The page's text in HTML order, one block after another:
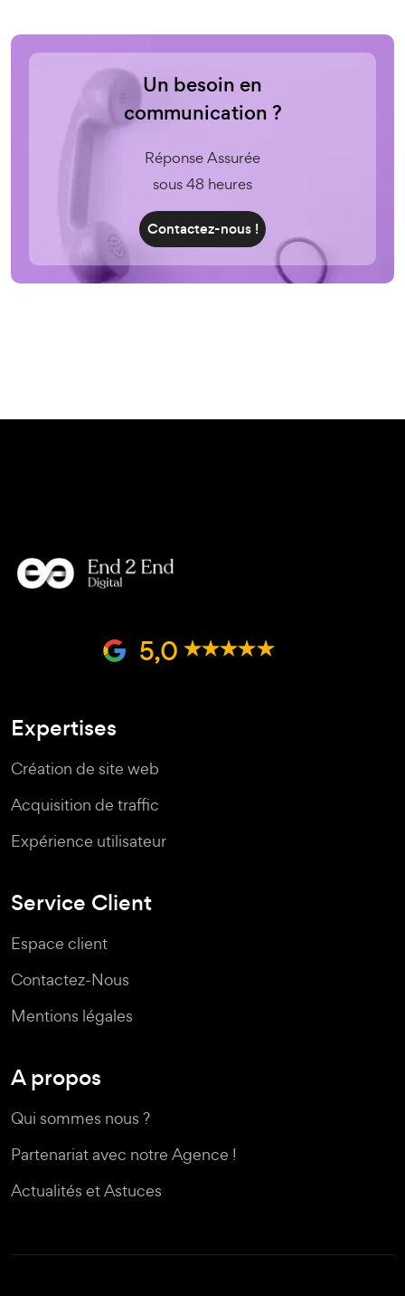
Un besoin en
communication ?
Réponse Assurée
sous 48 heures
Contactez-nous !
5,0
Expertises
Création de site web
Acquisition de traffic
Expérience utilisateur
Service Client
Espace client
Contactez-Nous
Mentions légales
A propos
Qui sommes nous ?
Partenariat avec notre Agence !
Actualités et Astuces